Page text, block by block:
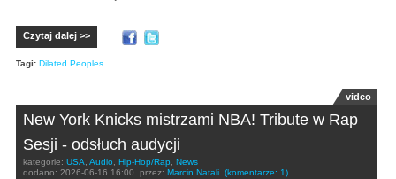
Czytaj dalej >>
Tagi: Dilated Peoples
video
New York Knicks mistrzami NBA! Tribute w Rap
Sesji - odsłuch audycji
kategorie: USA, Audio, Hip-Hop/Rap, News
dodano: 2026-06-16 16:00 przez: Marcin Natali (komentarze: 1)